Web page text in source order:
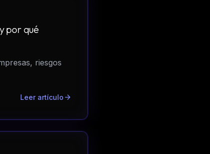
por qué
riesgos
Leer artículo arrow_forward